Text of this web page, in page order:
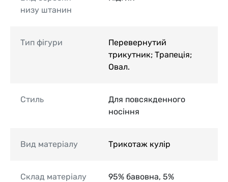
низу штанин
Тип фігури
Перевернутий
трикутник; Трапеція;
Овал.
Стиль
Для повсякденного
носіння
Вид матеріалу Трикотаж кулір
Склад матеріалу
95% бавовна, 5%